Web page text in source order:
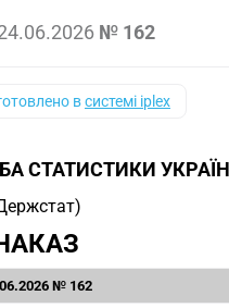
№ 162
всистемі iplex
СТАТИСТИКИ
№ 162